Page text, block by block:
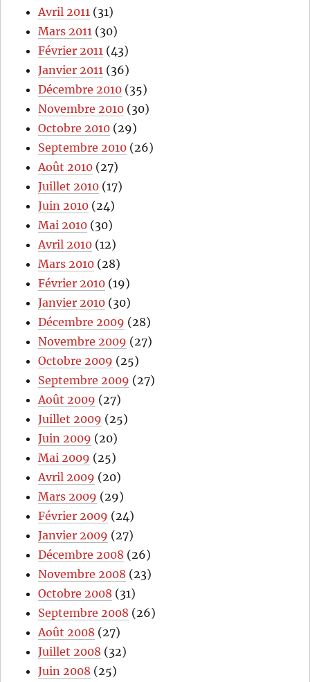
Avril 2011 (31)
Mars 2011 (30)
Février 2011 (43)
Janvier 2011 (36)
Décembre 2010 (35)
Novembre 2010 (30)
Octobre 2010 (29)
Septembre 2010 (26)
Août 2010 (27)
Juillet 2010 (17)
Juin 2010 (24)
Mai 2010 (30)
Avril 2010 (12)
Mars 2010 (28)
Février 2010 (19)
Janvier 2010 (30)
Décembre 2009 (28)
Novembre 2009 (27)
Octobre 2009 (25)
Septembre 2009 (27)
Août 2009 (27)
Juillet 2009 (25)
Juin 2009 (20)
Mai 2009 (25)
Avril 2009 (20)
Mars 2009 (29)
Février 2009 (24)
Janvier 2009 (27)
Décembre 2008 (26)
Novembre 2008 (23)
Octobre 2008 (31)
Septembre 2008 (26)
Août 2008 (27)
Juillet 2008 (32)
Juin 2008 (25)